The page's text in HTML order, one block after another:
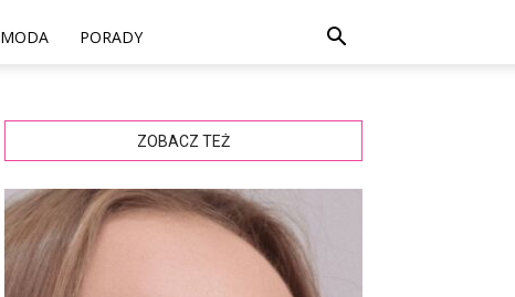
MODA PORADY
ZOBACZ TEŻ